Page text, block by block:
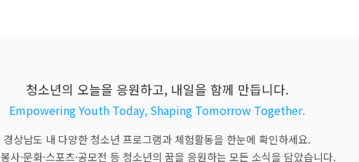
청소년의 오늘을 응원하고, 내일을 함께 만듭니다.
Empowering Youth Today, Shaping Tomorrow Together.
경상남도 내 다양한 청소년 프로그램과 체험활동을 한눈에 확인하세요.
사·문화·스포츠·공모전 등 청소년의 꿈을 응원하는 모든 소식을 담았습니다.